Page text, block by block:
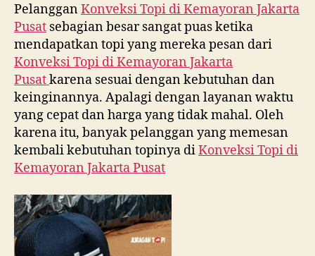
PelangganKonveksi Topi diKemayoran Jakarta
Pusat sebagian besar sangat puas ketika
mendapatkan topi yang mereka pesan dari
Konveksi Topi diKemayoran Jakarta
Pusatkarena sesuai dengan kebutuhan dan
keinginannya. Apalagi dengan layanan waktu
yang cepat dan harga yang tidak mahal. Oleh
karena itu, banyak pelanggan yang memesan
kembali kebutuhan topinya diKonveksi Topi di
Kemayoran Jakarta Pusat